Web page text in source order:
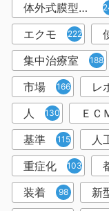
体外式膜型人工肺
エクモ 222
集中治療室 188
市場 166 レ
人 130 ＥＣ
基準 115 人
重症化 103
装着 98